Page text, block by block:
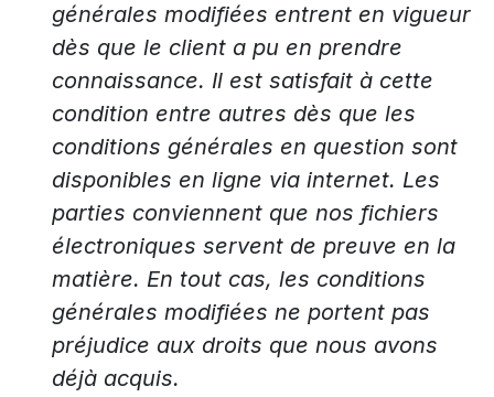
générales modifiées entrent en vigueur
dès que le client a pu en prendre
connaissance. Il est satisfait à cette
condition entre autres dès que les
conditions générales en question sont
disponibles en ligne via internet. Les
parties conviennent que nos fichiers
électroniques servent de preuve en la
matière. En tout cas, les conditions
générales modifiées ne portent pas
préjudice aux droits que nous avons
déjà acquis.